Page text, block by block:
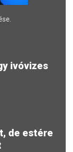
ivóvizes
de estére